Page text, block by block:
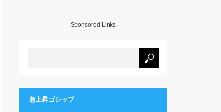
Sponsored Links
急上昇ゴシップ